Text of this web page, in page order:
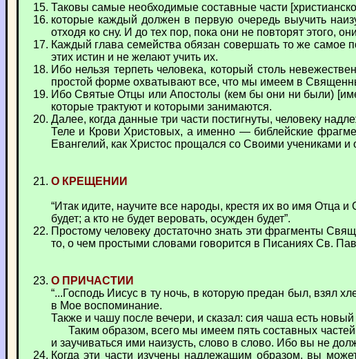
Таковы самые необходимые составные части
которые каждый должен в первую очередь выучить
отходя ко сну. И до тех пор, пока они не повторят этого,
Каждый глава семейства обязан совершать то же
этих истин и не желают учить их.
Ибо нельзя терпеть человека, который столь
простой форме охватывают все, что мы имеем в
Ибо Святые Отцы или Апостолы (кем бы они ни были)
которые трактуют и которыми занимаются.
Далее, когда данные три части постигнуты, человеку
Теле и Крови Христовых, а именно — библейские
Евангелий, как Христос прощался со Своими учениками и
О КРЕЩЕНИИ
“Итак идите, научите все народы, крестя их во имя Отца и
будет; а кто не будет веровать, осужден будет”.
Простому человеку достаточно знать эти фрагменты
то, о чем простыми словами говорится в Писаниях Св.
О ПРИЧАСТИИ
“...Господь Иисус в ту ночь, в которую предан был, взял
в Мое воспоминание.
Также и чашу после вечери, и сказал: сия чаша есть
Таким образом, всего мы имеем пять составных частей
и заучиваться ими наизусть, слово в слово. Ибо вы не
Когда эти части изучены надлежащим образом, вы